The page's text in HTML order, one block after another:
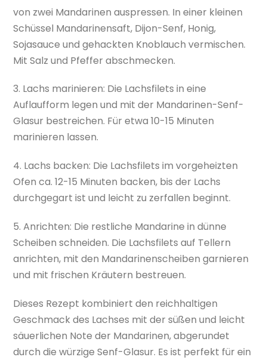
von zwei Mandarinen auspressen. In einer kleinen
Schüssel Mandarinensaft, Dijon-Senf, Honig,
Sojasauce und gehackten Knoblauch vermischen.
Mit Salz und Pfeffer abschmecken.
3. Lachs marinieren: Die Lachsfilets in eine
Auflaufform legen und mit der Mandarinen-Senf-
Glasur bestreichen. Für etwa 10-15 Minuten
marinieren lassen.
4. Lachs backen: Die Lachsfilets im vorgeheizten
Ofen ca. 12-15 Minuten backen, bis der Lachs
durchgegart ist und leicht zu zerfallen beginnt.
5. Anrichten: Die restliche Mandarine in dünne
Scheiben schneiden. Die Lachsfilets auf Tellern
anrichten, mit den Mandarinenscheiben garnieren
und mit frischen Kräutern bestreuen.
Dieses Rezept kombiniert den reichhaltigen
Geschmack des Lachses mit der süßen und leicht
säuerlichen Note der Mandarinen, abgerundet
durch die würzige Senf-Glasur. Es ist perfekt für ein